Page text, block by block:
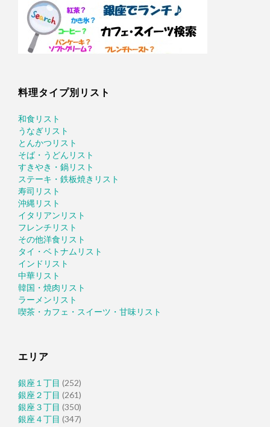
料理タイプ別リスト
和食リスト
うなぎリスト
とんかつリスト
そば・うどんリスト
すきやき・鍋リスト
ステーキ・鉄板焼きリスト
寿司リスト
沖縄リスト
イタリアンリスト
フレンチリスト
その他洋食リスト
タイ・ベトナムリスト
インドリスト
中華リスト
韓国・焼肉リスト
ラーメンリスト
喫茶・カフェ・スイーツ・甘味リスト
エリア
銀座１丁目 (252)
銀座２丁目 (261)
銀座３丁目 (350)
銀座４丁目 (347)